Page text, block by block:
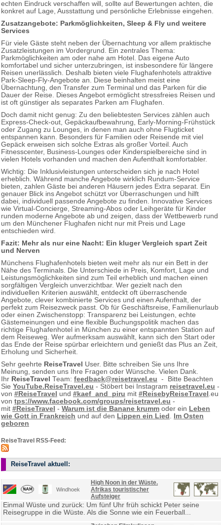
echten Eindruck verschaffen will, sollte auf Bewertungen achten, die
konkret auf Lage, Ausstattung und persönliche Erlebnisse eingehen.
Zusatzangebote: Parkmöglichkeiten, Sleep & Fly und weitere
Services
Für viele Gäste steht neben der Übernachtung vor allem praktische
Zusatzleistungen im Vordergrund. Ein zentrales Thema:
Parkmöglichkeiten am oder nahe am Hotel. Das eigene Auto
komfortabel und sicher unterzubringen, ist insbesondere für längere
Reisen unerlässlich. Deshalb bieten viele Flughafenhotels attraktive
Park-Sleep-Fly-Angebote an. Diese beinhalten meist eine
Übernachtung, den Transfer zum Terminal und das Parken für die
Dauer der Reise. Dieses Angebot ermöglicht stressfreies Reisen und
ist oft günstiger als separates Parken am Flughafen.
Doch damit nicht genug: Zu den beliebtesten Services zählen auch
Express-Check-out, Gepäckaufbewahrung, Early-Morning-Frühstück
oder Zugang zu Lounges, in denen man auch ohne Flugticket
entspannen kann. Besonders für Familien oder Reisende mit viel
Gepäck erweisen sich solche Extras als großer Vorteil. Auch
Fitnesscenter, Business-Lounges oder Kinderspielbereiche sind in
vielen Hotels vorhanden und machen den Aufenthalt komfortabler.
Wichtig: Die Inklusivleistungen unterscheiden sich je nach Hotel
erheblich. Während manche Angebote wirklich Rundum-Service
bieten, zahlen Gäste bei anderen Häusern jedes Extra separat. Ein
genauer Blick ins Angebot schützt vor Überraschungen und hilft
dabei, individuell passende Angebote zu finden. Innovative Services
wie Virtual-Concierge, Streaming-Abos oder Leihgeräte für Kinder
runden moderne Angebote ab und zeigen, dass der Wettbewerb rund
um den Münchener Flughafen nicht nur mit Preis und Lage
entschieden wird.
Fazit: Mehr als nur eine Nacht: Ein kluger Vergleich spart Zeit
und Nerven
Münchens Flughafenhotels bieten weit mehr als nur ein Bett in der
Nähe des Terminals. Die Unterschiede in Preis, Komfort, Lage und
Leistungsmöglichkeiten sind zum Teil erheblich und machen einen
sorgfältigen Vergleich unverzichtbar. Wer gezielt nach den
individuellen Kriterien auswählt, entdeckt oft überraschende
Angebote, clever kombinierte Services und einen Aufenthalt, der
perfekt zum Reisezweck passt. Ob für Geschäftsreise, Familienurlaub
oder einen Zwischenstopp: Transparenz bei Leistungen, echte
Gästemeinungen und eine flexible Buchungspolitik machen das
richtige Flughafenhotel in München zu einer entspannten Station auf
dem Reiseweg. Wer aufmerksam auswählt, kann sich den Start oder
das Ende der Reise spürbar erleichtern und genießt das Plus an Zeit,
Erholung und Sicherheit.
Sehr geehrte ReiseTravel User. Bitte schreiben Sie uns Ihre
Meinung, senden uns Ihre Fragen oder Wünsche. Vielen Dank.
Ihr ReiseTravel Team: feedback@reisetravel.eu - Bitte Beachten
Sie YouTube.ReiseTravel.eu - Stöbert bei Instagram reisetravel.eu -
von #ReiseTravel und #kaef_and_piru mit #ReisebyReiseTravel .eu
von tps://www.facebook.com/groups/reisetravel.eu -
mit #ReiseTravel - Warum ist die Banane krumm oder ein Leben
wie Gott in Frankreich und auf den Lippen ein Lied .
Im Osten
geboren
ReiseTravel RSS-Feed:
ReiseTravel aktuell:
Windhoek
High Noon in der Wüste.
Afrikas touristischer
Aufsteiger
Einmal Wüste und zurück: Um fünf Uhr früh schickt Peter seine
Reisegruppe in die Wüste. Als die Sonne wie ein Feuerball...